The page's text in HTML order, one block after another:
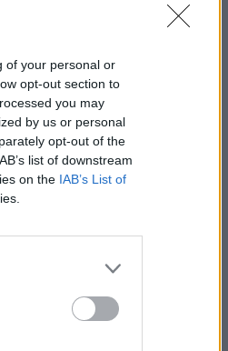
of your personal or
opt-out section to
you may
by us or personal
opt-out of the
list of downstream
on the IAB’s List of